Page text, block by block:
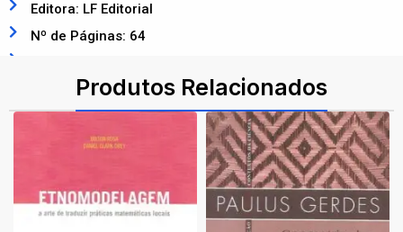
Editora: LF Editorial
Nº de Páginas: 64
Produtos Relacionados